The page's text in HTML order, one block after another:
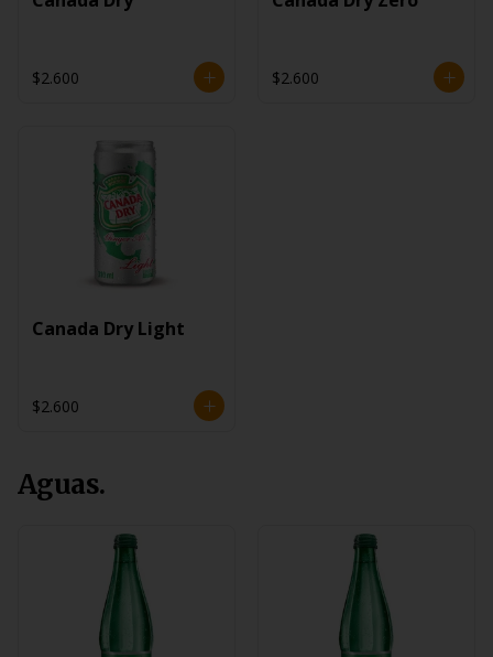
$2.600 $2.600
Canada Dry Light
$2.600
Aguas.